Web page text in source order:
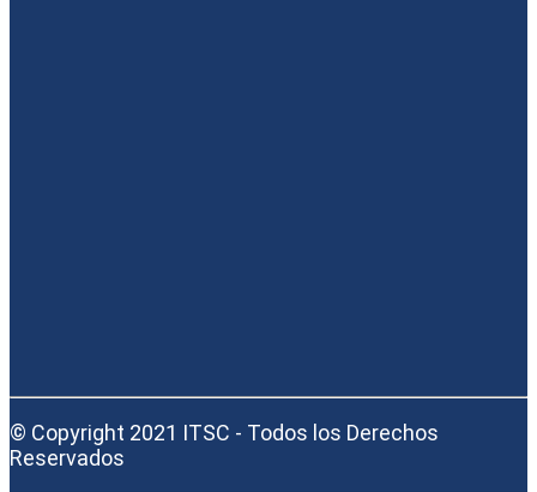
© Copyright 2021 ITSC - Todos los Derechos
Reservados